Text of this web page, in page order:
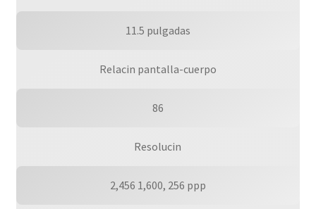
11.5 pulgadas
Relacin pantalla-cuerpo
86
Resolucin
2,456 1,600, 256 ppp